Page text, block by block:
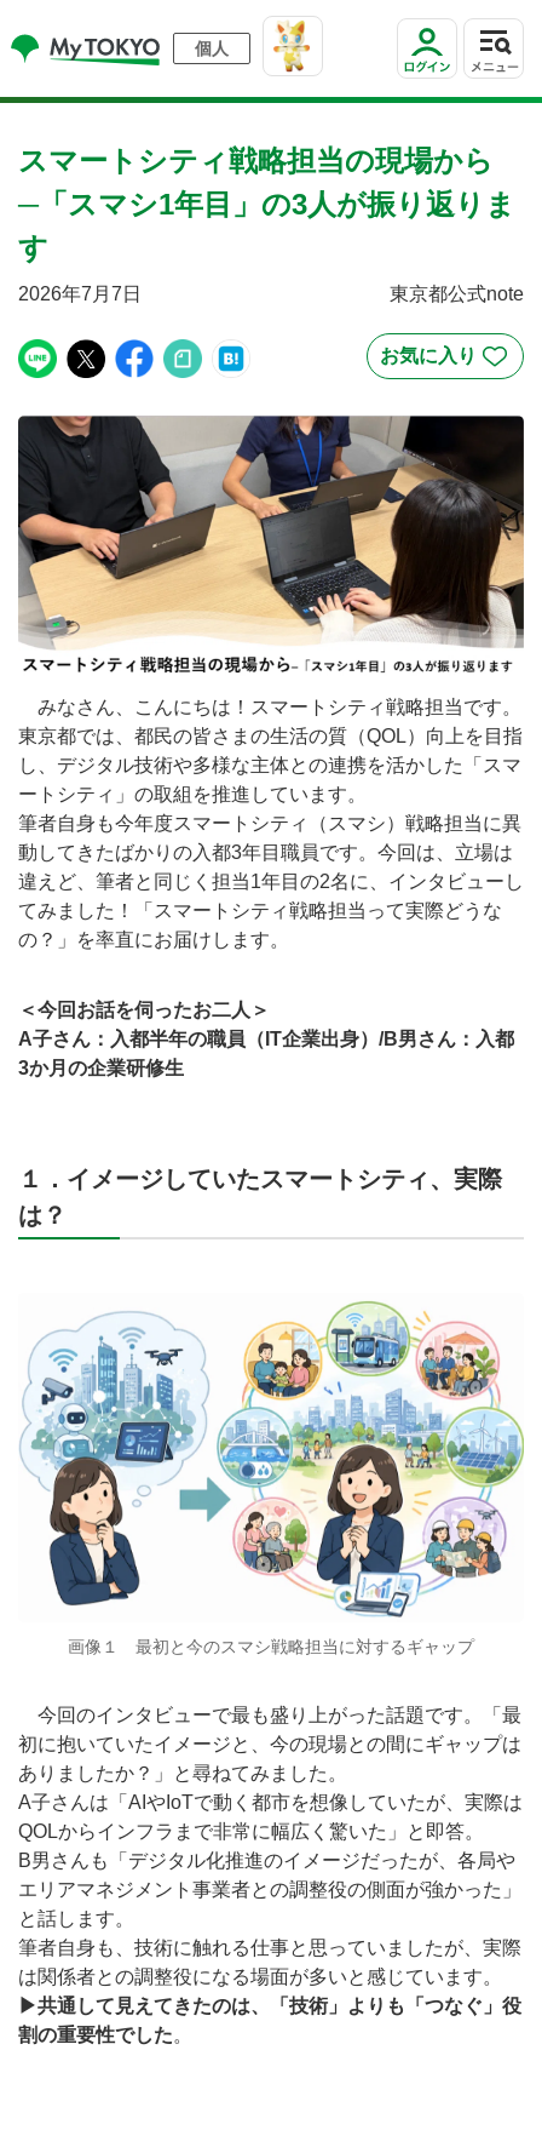
個人
スマートシティ戦略担当の現場から
─「スマシ1年目」の3人が振り返りま
す
2026年7月7日 東京都公式note
みなさん、こんにちは！スマートシティ戦略担当です。
東京都では、都民の皆さまの生活の質（QOL）向上を目指
し、デジタル技術や多様な主体との連携を活かした「スマ
ートシティ」の取組を推進しています。
筆者自身も今年度スマートシティ（スマシ）戦略担当に異
動してきたばかりの入都3年目職員です。今回は、立場は
違えど、筆者と同じく担当1年目の2名に、インタビューし
てみました！「スマートシティ戦略担当って実際どうな
の？」を率直にお届けします。
＜今回お話を伺ったお二人＞
A子さん：入都半年の職員（IT企業出身）/B男さん：入都
3か月の企業研修生
１．イメージしていたスマートシティ、実際
は？
画像１ 最初と今のスマシ戦略担当に対するギャップ
今回のインタビューで最も盛り上がった話題です。「最
初に抱いていたイメージと、今の現場との間にギャップは
ありましたか？」と尋ねてみました。
A子さんは「AIやIoTで動く都市を想像していたが、実際は
QOLからインフラまで非常に幅広く驚いた」と即答。
B男さんも「デジタル化推進のイメージだったが、各局や
エリアマネジメント事業者との調整役の側面が強かった」
と話します。
筆者自身も、技術に触れる仕事と思っていましたが、実際
は関係者との調整役になる場面が多いと感じています。
▶共通して見えてきたのは、「技術」よりも「つなぐ」役
割の重要性でした。